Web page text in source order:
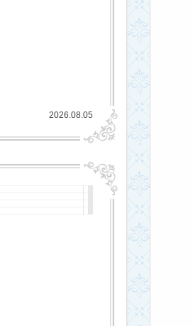
2026.08.05